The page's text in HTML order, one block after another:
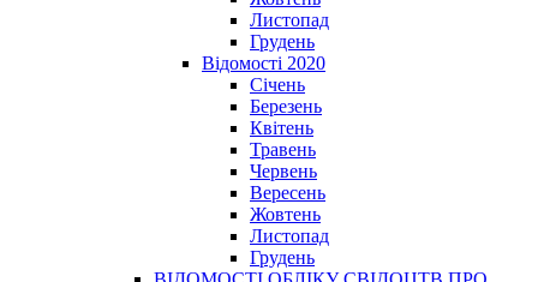
Листопад
Грудень
Відомості 2020
Січень
Березень
Квітень
Травень
Червень
Вересень
Жовтень
Листопад
Грудень